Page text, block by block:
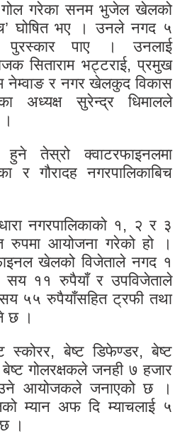
गोल गरेका सनम भुजेल खेलको
घोषित भए । उनले नगद ५
पाए । उनलाई
सिताराम भट्टराई, प्रमुख
नेम्वाङ र नगर खेलकुद विकास
अध्यक्ष सुरेन्द्र धिमालले
हुने तेस्रो क्वाटरफाइनलमा
र गौरादह नगरपालिकाबिच
नगरपालिकाको १, २ र ३
रुपमा आयोजना गरेको हो ।
खेलको विजेताले नगद १
११ रुपैयाँ र उपविजेताले
५५ रुपैयाँसहित ट्रफी तथा
छ ।
स्कोरर, बेष्ट डिफेण्डर, बेष्ट
गोलरक्षकले जनही ७ हजार
आयोजकले जनाएको छ ।
म्यान अफ दि म्याचलाई ५
।